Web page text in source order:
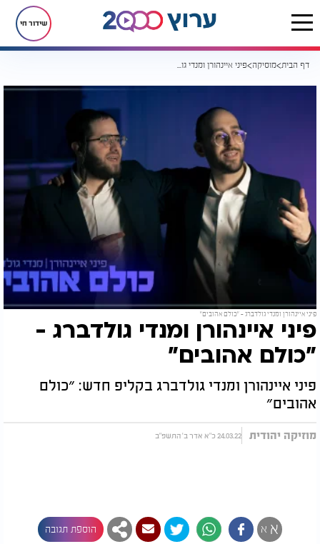
שידור חי
דף הבית מוסיקה פיני איינהורן ומנדי גולדברג - ״כולם אהובים״
פיני איינהורן ומנדי גולדברג - ״כולם אהובים״
פיני איינהורן ומנדי גולדברג -
״כולם אהובים״
פיני איינהורן ומנדי גולדברג בקליפ חדש: ״כולם
אהובים״
מוזיקה יהודית 24.03.22 כ"א אדר ב' התשפ"ב
א א הוספת תגובה